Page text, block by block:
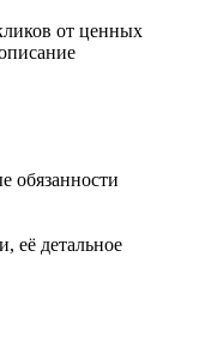
от ценных
обязанности
её детальное